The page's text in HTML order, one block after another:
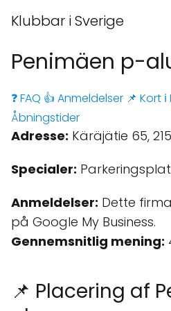
Klubbar i Sverige
Penimäen p-
❓ FAQ 👍 Anmeldelser 📌 Kort
Åbningstider
Adresse: Käräjätie 65,
Specialer:
Anmeldelser: Dette
på Google My Business.
Gennemsnitlig mening:
📌 Placering af